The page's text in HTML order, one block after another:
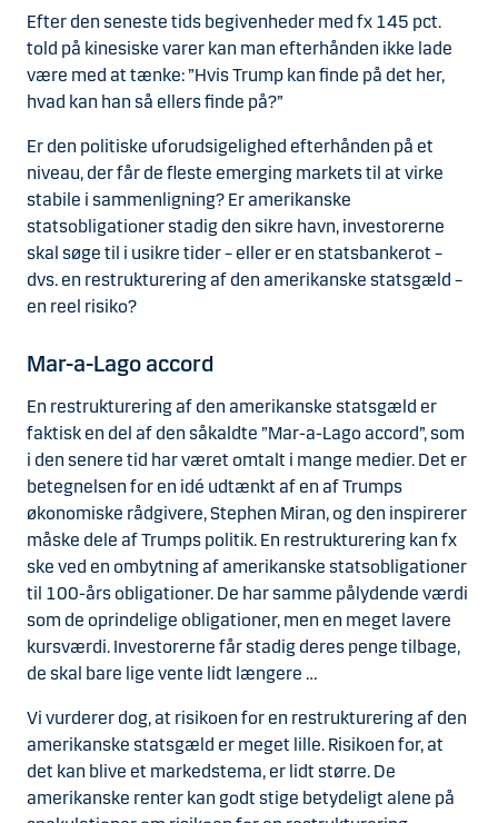
Efter den seneste tids begivenheder med fx 145 pct.
told på kinesiske varer kan man efterhånden ikke lade
være med at tænke: ”Hvis Trump kan finde på det her,
hvad kan han så ellers finde på?”
Er den politiske uforudsigelighed efterhånden på et
niveau, der får de fleste emerging markets til at virke
stabile i sammenligning? Er amerikanske
statsobligationer stadig den sikre havn, investorerne
skal søge til i usikre tider – eller er en statsbankerot –
dvs. en restrukturering af den amerikanske statsgæld –
en reel risiko?
Mar-a-Lago accord
En restrukturering af den amerikanske statsgæld er
faktisk en del af den såkaldte ”Mar-a-Lago accord”, som
i den senere tid har været omtalt i mange medier. Det er
betegnelsen for en idé udtænkt af en af Trumps
økonomiske rådgivere, Stephen Miran, og den inspirerer
måske dele af Trumps politik. En restrukturering kan fx
ske ved en ombytning af amerikanske statsobligationer
til 100-års obligationer. De har samme pålydende værdi
som de oprindelige obligationer, men en meget lavere
kursværdi. Investorerne får stadig deres penge tilbage,
de skal bare lige vente lidt længere …
Vi vurderer dog, at risikoen for en restrukturering af den
amerikanske statsgæld er meget lille. Risikoen for, at
det kan blive et markedstema, er lidt større. De
amerikanske renter kan godt stige betydeligt alene på